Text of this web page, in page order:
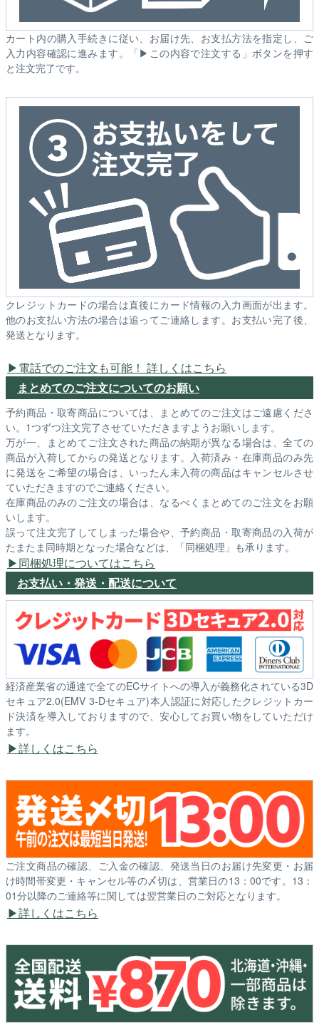
カート内の購入手続きに従い、お届け先、お支払方法を指定し、ご
入力内容確認に進みます。「▶この内容で注文する」ボタンを押す
と注文完了です。
クレジットカードの場合は直後にカード情報の入力画面が出ます。
他のお支払い方法の場合は追ってご連絡します。お支払い完了後、
発送となります。
電話でのご注文も可能！ 詳しくはこちら
まとめてのご注文についてのお願い
予約商品・取寄商品については、まとめてのご注文はご遠慮くださ
い。1つずつ注文完了させていただきますようお願いします。
万が一、まとめてご注文された商品の納期が異なる場合は、全ての
商品が入荷してからの発送となります。入荷済み・在庫商品のみ先
に発送をご希望の場合は、いったん未入荷の商品はキャンセルさせ
ていただきますのでご連絡ください。
在庫商品のみのご注文の場合は、なるべくまとめてのご注文をお願
いします。
誤って注文完了してしまった場合や、予約商品・取寄商品の入荷が
たまたま同時期となった場合などは、「同梱処理」も承ります。
同梱処理についてはこちら
お支払い・発送・配送について
経済産業省の通達で全てのECサイトへの導入が義務化されている3D
セキュア2.0(EMV 3-Dセキュア)本人認証に対応したクレジットカー
ド決済を導入しておりますので、安心してお買い物をしていただけ
ます。
詳しくはこちら
ご注文商品の確認、ご入金の確認、発送当日のお届け先変更・お届
け時間帯変更・キャンセル等の〆切は、営業日の13：00です。13：
01分以降のご連絡等に関しては翌営業日のご対応となります。
詳しくはこちら